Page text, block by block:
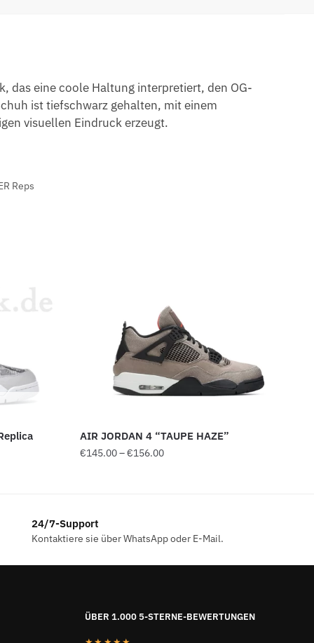
das eine coole Haltung interpretiert, den OG-
ist tiefschwarz gehalten, mit einem
visuellen Eindruck erzeugt.
Reps
AIR JORDAN 4 “TAUPE HAZE”
€145.00–€156.00Preisspanne:
24/7-Support
Kontaktiere sie über WhatsApp oder E-Mail.
ÜBER 1.000 5-STERNE-BEWERTUNGEN